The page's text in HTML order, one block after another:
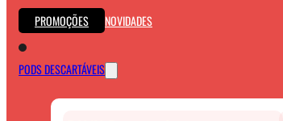
PROMOÇÕES NOVIDADES
PODS DESCARTÁVEIS